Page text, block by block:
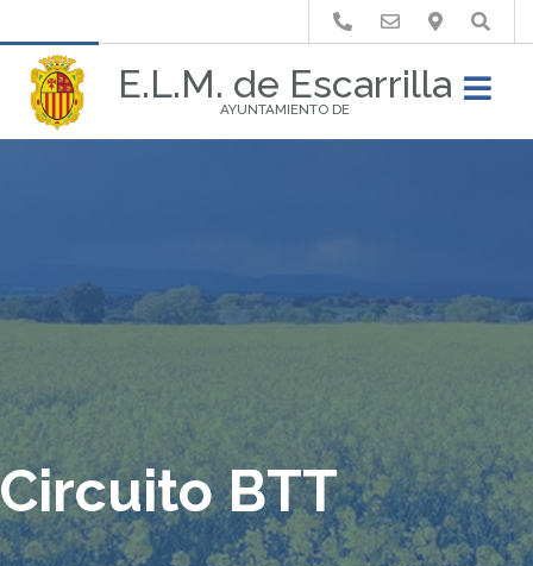
E.L.M. de Escarrilla
AYUNTAMIENTO DE
Buscar
Circuito BTT